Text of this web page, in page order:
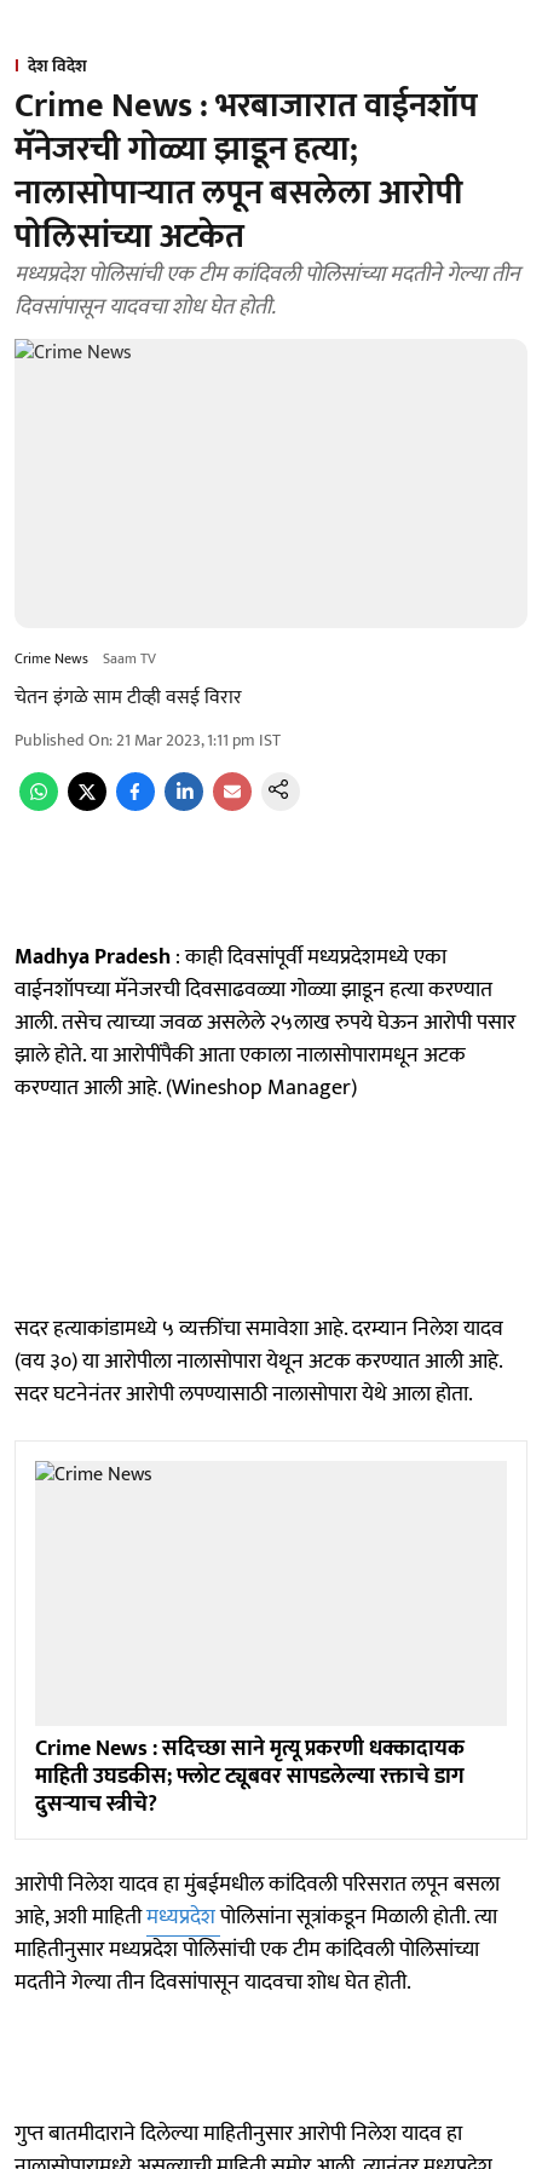
देश विदेश
Crime News : भरबाजारात वाईनशॉप
मॅनेजरची गोळ्या झाडून हत्या;
नालासोपाऱ्यात लपून बसलेला आरोपी
पोलिसांच्या अटकेत
मध्यप्रदेश पोलिसांची एक टीम कांदिवली पोलिसांच्या मदतीने गेल्या तीन
दिवसांपासून यादवचा शोध घेत होती.
Crime News Saam TV
चेतन इंगळे साम टीव्ही वसई विरार
Published On:21 Mar 2023, 1:11 pm IST
Madhya Pradesh: काही दिवसांपूर्वी मध्यप्रदेशमध्ये एका
वाईनशॉपच्या मॅनेजरची दिवसाढवळ्या गोळ्या झाडून हत्या करण्यात
आली. तसेच त्याच्या जवळ असलेले २५लाख रुपये घेऊन आरोपी पसार
झाले होते. या आरोपींपैकी आता एकाला नालासोपारामधून अटक
करण्यात आली आहे. (Wineshop Manager)
सदर हत्याकांडामध्ये ५ व्यक्तींचा समावेशा आहे. दरम्यान निलेश यादव
(वय ३०) या आरोपीला नालासोपारा येथून अटक करण्यात आली आहे.
सदर घटनेनंतर आरोपी लपण्यासाठी नालासोपारा येथे आला होता.
Crime News : सदिच्छा साने मृत्यू प्रकरणी धक्कादायक
माहिती उघडकीस; फ्लोट ट्यूबवर सापडलेल्या रक्ताचे डाग
दुसऱ्याच स्त्रीचे?
आरोपी निलेश यादव हा मुंबईमधील कांदिवली परिसरात लपून बसला
आहे, अशी माहितीमध्यप्रदेशपोलिसांना सूत्रांकडून मिळाली होती. त्या
माहितीनुसार मध्यप्रदेश पोलिसांची एक टीम कांदिवली पोलिसांच्या
मदतीने गेल्या तीन दिवसांपासून यादवचा शोध घेत होती.
गुप्त बातमीदाराने दिलेल्या माहितीनुसार आरोपी निलेश यादव हा